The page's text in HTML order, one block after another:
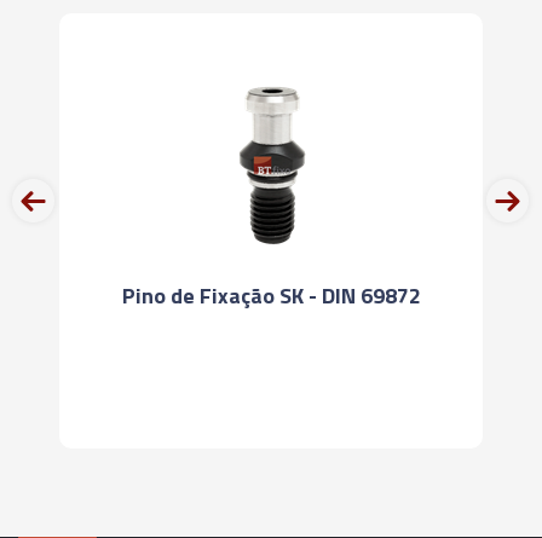
CÁPSULA) - SK50 - MCA16 - 69MM
04176 - PORTA FRESA ROSCADO (PORTA
CÁPSULA) - SK50 - MCA16 - 119MM
CÁPSULA) - SK50 - MCA16 - 169MM
Pino de Fixação SK - DIN 69872
prev next